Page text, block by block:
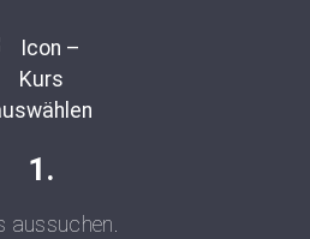
1.
aussuchen.